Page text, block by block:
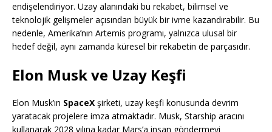
endişelendiriyor. Uzay alanındaki bu rekabet, bilimsel ve
teknolojik gelişmeler açısından büyük bir ivme kazandırabilir. Bu
nedenle, Amerika’nın Artemis programı, yalnızca ulusal bir
hedef değil, aynı zamanda küresel bir rekabetin de parçasıdır.
Elon Musk ve Uzay Keşfi
Elon Musk’ın SpaceX şirketi, uzay keşfi konusunda devrim
yaratacak projelere imza atmaktadır. Musk, Starship aracını
kullanarak 2028 yılına kadar Mars’a insan göndermeyi